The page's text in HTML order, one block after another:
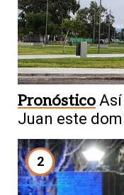
Pronóstico
Juan este
2